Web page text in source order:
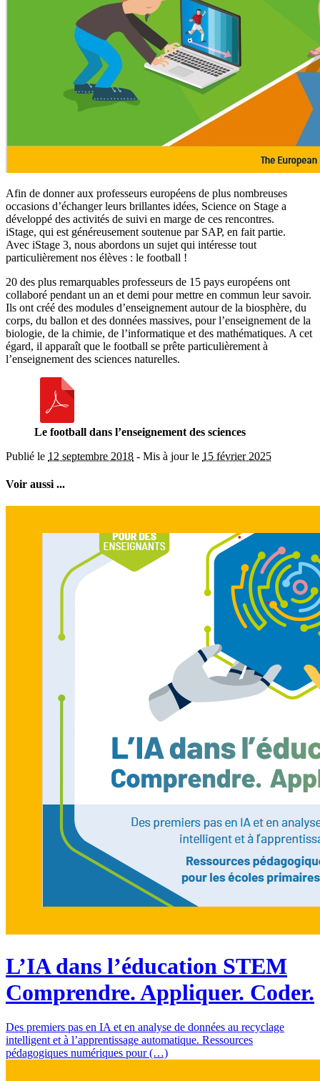
Afin de donner aux professeurs européens de plus nombreuses
occasions d’échanger leurs brillantes idées, Science on Stage a
développé des activités de suivi en marge de ces rencontres.
iStage, qui est généreusement soutenue par SAP, en fait partie.
Avec iStage 3, nous abordons un sujet qui intéresse tout
particulièrement nos élèves : le football !
20 des plus remarquables professeurs de 15 pays européens ont
collaboré pendant un an et demi pour mettre en commun leur savoir.
Ils ont créé des modules d’enseignement autour de la biosphère, du
corps, du ballon et des données massives, pour l’enseignement de la
biologie, de la chimie, de l’informatique et des mathématiques. A cet
égard, il apparaît que le football se prête particulièrement à
l’enseignement des sciences naturelles.
Le football dans l’enseignement des sciences
Publié le 12 septembre 2018 - Mis à jour le 15 février 2025
Voir aussi ...
L’IA dans l’éducation STEM
Comprendre. Appliquer. Coder.
Des premiers pas en IA et en analyse de données au recyclage
intelligent et à l’apprentissage automatique. Ressources
pédagogiques numériques pour (…)